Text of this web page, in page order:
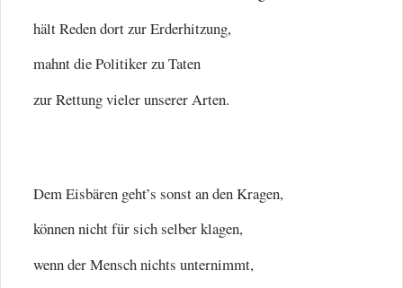
hält Reden dort zur Erderhitzung,
mahnt die Politiker zu Taten
zur Rettung vieler unserer Arten.
Dem Eisbären geht’s sonst an den Kragen,
können nicht für sich selber klagen,
wenn der Mensch nichts unternimmt,